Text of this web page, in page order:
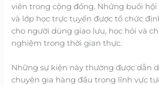
viên trong cộng đồng. Những buổi
và lớp học trực tuyến được tổ chức
cho người dùng giao lưu, học hỏi và
nghiệm trong thời gian thực.
Những sự kiện này thường được dẫn
chuyên gia hàng đầu trong lĩnh vực